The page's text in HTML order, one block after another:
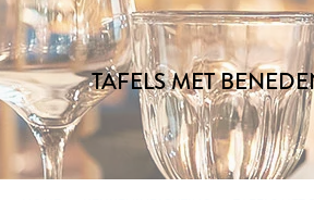
TAFELS MET